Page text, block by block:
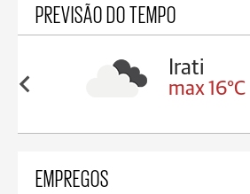
PREVISÃO DO TEMPO
17°C
Irati
max 16°C
EMPREGOS